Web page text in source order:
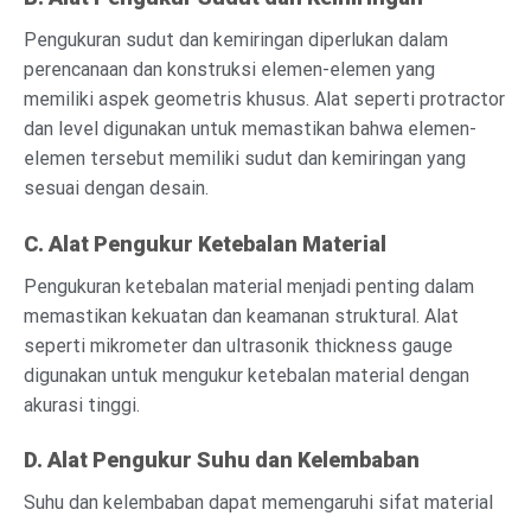
Pengukuran sudut dan kemiringan diperlukan dalam
perencanaan dan konstruksi elemen-elemen yang
memiliki aspek geometris khusus. Alat seperti protractor
dan level digunakan untuk memastikan bahwa elemen-
elemen tersebut memiliki sudut dan kemiringan yang
sesuai dengan desain.
C. Alat Pengukur Ketebalan Material
Pengukuran ketebalan material menjadi penting dalam
memastikan kekuatan dan keamanan struktural. Alat
seperti mikrometer dan ultrasonik thickness gauge
digunakan untuk mengukur ketebalan material dengan
akurasi tinggi.
D. Alat Pengukur Suhu dan Kelembaban
Suhu dan kelembaban dapat memengaruhi sifat material